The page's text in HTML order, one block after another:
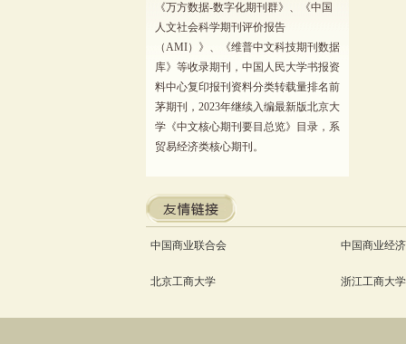
《万方数据-数字化期刊群》、《中国
人文社会科学期刊评价报告
（AMI）》、《维普中文科技期刊数据
库》等收录期刊，中国人民大学书报资
料中心复印报刊资料分类转载量排名前
茅期刊，2023年继续入编最新版北京大
学《中文核心期刊要目总览》目录，系
贸易经济类核心期刊。
中国商业联合会 中国商业经
北京工商大学 浙江工商大学